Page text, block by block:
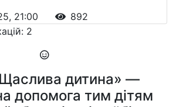
21:00
892
2
дитина» —
допомога тим дітям